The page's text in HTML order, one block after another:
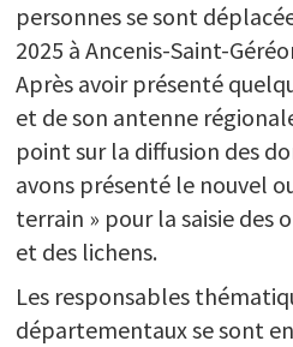
personnes se sont
2025 à Ancenis-Saint-
Après avoir présenté
et de son antenne
point sur la diffusion des
avons présenté le nouvel
terrain » pour la saisie des
et des lichens.
Les responsables
départementaux se sont